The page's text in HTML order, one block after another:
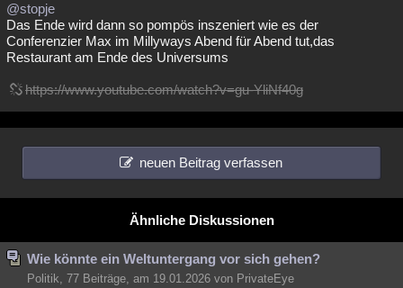
@stopje
Das Ende wird dann so pompös inszeniert wie es der
Conferenzier Max im Millyways Abend für Abend tut,das
Restaurant am Ende des Universums
https://www.youtube.com/watch?v=gu-YliNf40g
neuen Beitrag verfassen
Ähnliche Diskussionen
Wie könnte ein Weltuntergang vor sich gehen?
Politik, 77 Beiträge, am 19.01.2026 von PrivateEye